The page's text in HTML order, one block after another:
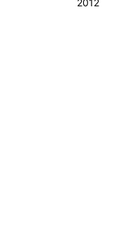
2012